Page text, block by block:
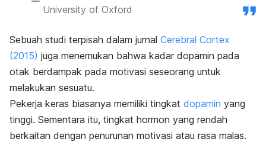
University of Oxford
Sebuah studi terpisah dalam jurnal Cerebral Cortex
(2015) juga menemukan bahwa kadar dopamin pada
otak berdampak pada motivasi seseorang untuk
melakukan sesuatu.
Pekerja keras biasanya memiliki tingkat dopamin yang
tinggi. Sementara itu, tingkat hormon yang rendah
berkaitan dengan penurunan motivasi atau rasa malas.